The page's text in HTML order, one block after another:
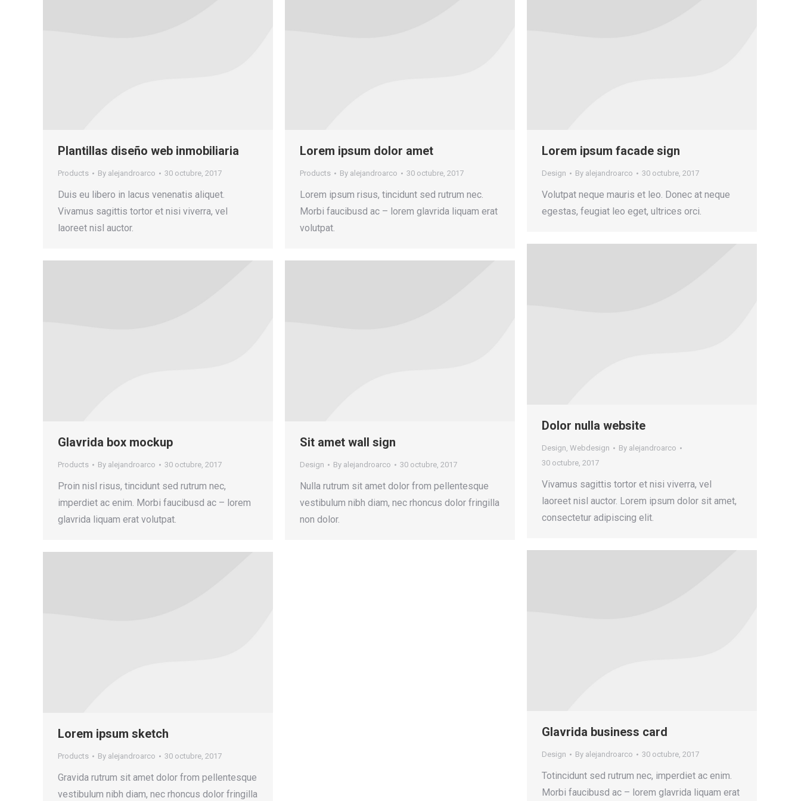
Plantillas diseño web inmobiliaria
Products By alejandroarco 30 octubre, 2017
Duis eu libero in lacus venenatis aliquet.
Vivamus sagittis tortor et nisi viverra, vel
laoreet nisl auctor.
Lorem ipsum dolor amet
Products By alejandroarco 30 octubre, 2017
Lorem ipsum risus, tincidunt sed rutrum nec.
Morbi faucibusd ac – lorem glavrida liquam erat
volutpat.
Lorem ipsum facade sign
Design By alejandroarco 30 octubre, 2017
Volutpat neque mauris et leo. Donec at neque
egestas, feugiat leo eget, ultrices orci.
Dolor nulla website
Design, Webdesign By alejandroarco
30 octubre, 2017
Vivamus sagittis tortor et nisi viverra, vel
laoreet nisl auctor. Lorem ipsum dolor sit amet,
consectetur adipiscing elit.
Glavrida box mockup
Products By alejandroarco 30 octubre, 2017
Proin nisl risus, tincidunt sed rutrum nec,
imperdiet ac enim. Morbi faucibusd ac – lorem
glavrida liquam erat volutpat.
Sit amet wall sign
Design By alejandroarco 30 octubre, 2017
Nulla rutrum sit amet dolor from pellentesque
vestibulum nibh diam, nec rhoncus dolor fringilla
non dolor.
Glavrida business card
Design By alejandroarco 30 octubre, 2017
Totincidunt sed rutrum nec, imperdiet ac enim.
Morbi faucibusd ac – lorem glavrida liquam erat
Lorem ipsum sketch
Products By alejandroarco 30 octubre, 2017
Gravida rutrum sit amet dolor from pellentesque
vestibulum nibh diam, nec rhoncus dolor fringilla